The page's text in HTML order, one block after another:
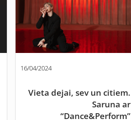
16/04/2024
Vieta dejai, sev un citiem.
Saruna ar
“Dance&Perform”